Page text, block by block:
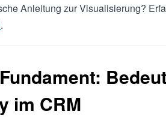
Anleitung zur Visualisierung?
.
im CRM